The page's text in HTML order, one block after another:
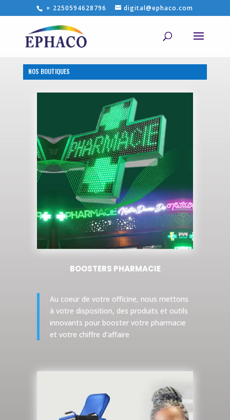
+ 2250594628796 digital@ephaco.com
NOS BOUTIQUES
BOOSTERS PHARMACIE
Au coeur de votre officine, nous mettons
à votre disposition, des produits et outils
innovants pour booster votre pharmacie
et votre chiffre d'affaire